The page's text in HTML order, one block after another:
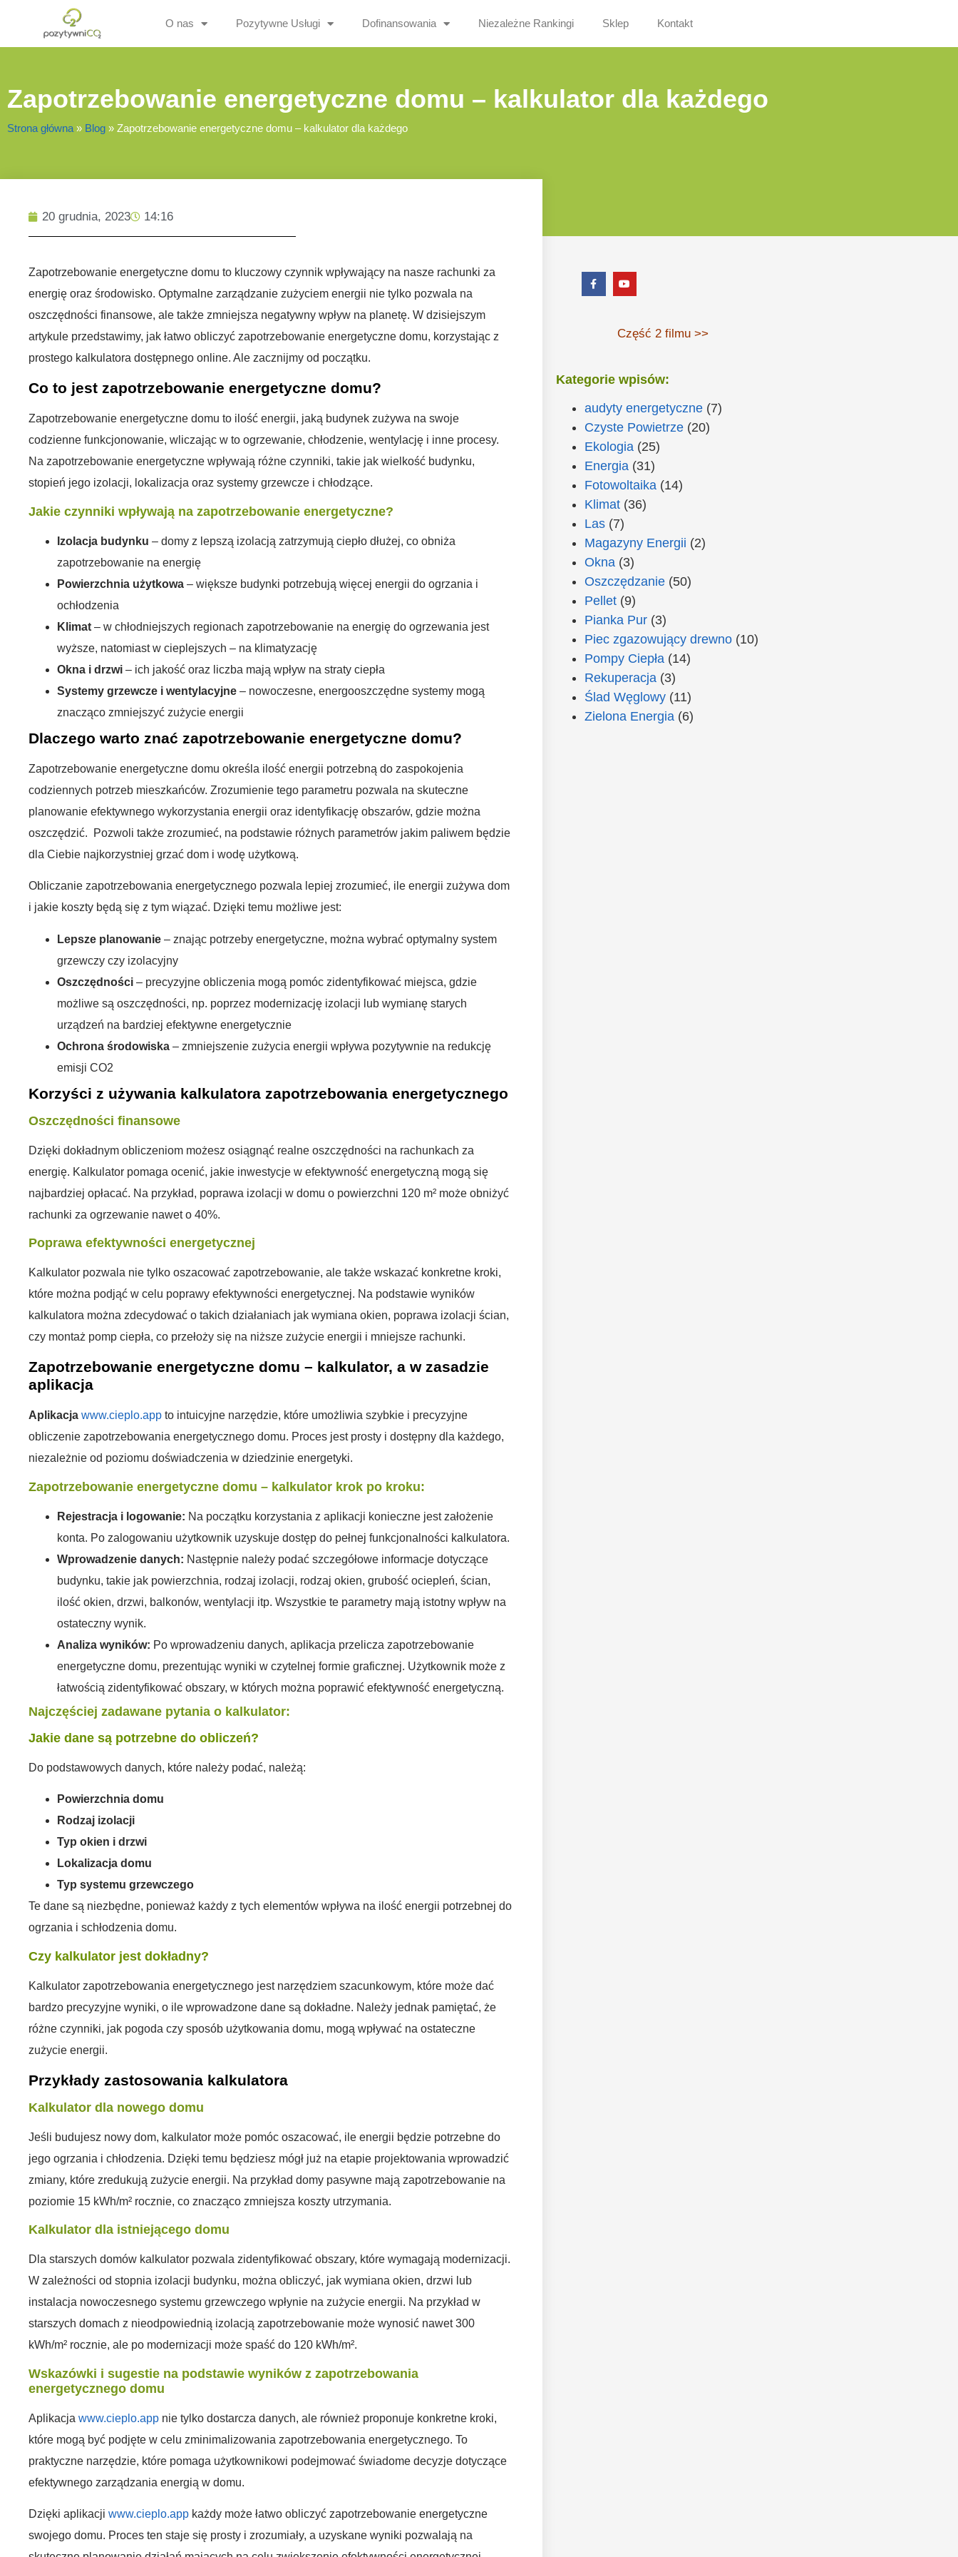
O nas Pozytywne Usługi Dofinansowania Niezależne Rankingi Sklep Kontakt
Zapotrzebowanie energetyczne domu – kalkulator dla każdego
Strona główna » Blog » Zapotrzebowanie energetyczne domu – kalkulator dla każdego
20 grudnia, 2023 14:16
Zapotrzebowanie energetyczne domu to kluczowy czynnik wpływający na nasze rachunki za
energię oraz środowisko. Optymalne zarządzanie zużyciem energii nie tylko pozwala na
oszczędności finansowe, ale także zmniejsza negatywny wpływ na planetę. W dzisiejszym
artykule przedstawimy, jak łatwo obliczyć zapotrzebowanie energetyczne domu, korzystając z
prostego kalkulatora dostępnego online. Ale zacznijmy od początku.
Co to jest zapotrzebowanie energetyczne domu?
Zapotrzebowanie energetyczne domu to ilość energii, jaką budynek zużywa na swoje
codzienne funkcjonowanie, wliczając w to ogrzewanie, chłodzenie, wentylację i inne procesy.
Na zapotrzebowanie energetyczne wpływają różne czynniki, takie jak wielkość budynku,
stopień jego izolacji, lokalizacja oraz systemy grzewcze i chłodzące.
Jakie czynniki wpływają na zapotrzebowanie energetyczne?
Izolacja budynku – domy z lepszą izolacją zatrzymują ciepło dłużej, co obniża
zapotrzebowanie na energię
Powierzchnia użytkowa – większe budynki potrzebują więcej energii do ogrzania i
ochłodzenia
Klimat – w chłodniejszych regionach zapotrzebowanie na energię do ogrzewania jest
wyższe, natomiast w cieplejszych – na klimatyzację
Okna i drzwi – ich jakość oraz liczba mają wpływ na straty ciepła
Systemy grzewcze i wentylacyjne – nowoczesne, energooszczędne systemy mogą
znacząco zmniejszyć zużycie energii
Dlaczego warto znać zapotrzebowanie energetyczne domu?
Zapotrzebowanie energetyczne domu określa ilość energii potrzebną do zaspokojenia
codziennych potrzeb mieszkańców. Zrozumienie tego parametru pozwala na skuteczne
planowanie efektywnego wykorzystania energii oraz identyfikację obszarów, gdzie można
oszczędzić. Pozwoli także zrozumieć, na podstawie różnych parametrów jakim paliwem będzie
dla Ciebie najkorzystniej grzać dom i wodę użytkową.
Obliczanie zapotrzebowania energetycznego pozwala lepiej zrozumieć, ile energii zużywa dom
i jakie koszty będą się z tym wiązać. Dzięki temu możliwe jest:
Lepsze planowanie – znając potrzeby energetyczne, można wybrać optymalny system
grzewczy czy izolacyjny
Oszczędności – precyzyjne obliczenia mogą pomóc zidentyfikować miejsca, gdzie
możliwe są oszczędności, np. poprzez modernizację izolacji lub wymianę starych
urządzeń na bardziej efektywne energetycznie
Ochrona środowiska – zmniejszenie zużycia energii wpływa pozytywnie na redukcję
emisji CO2
Korzyści z używania kalkulatora zapotrzebowania energetycznego
Oszczędności finansowe
Dzięki dokładnym obliczeniom możesz osiągnąć realne oszczędności na rachunkach za
energię. Kalkulator pomaga ocenić, jakie inwestycje w efektywność energetyczną mogą się
najbardziej opłacać. Na przykład, poprawa izolacji w domu o powierzchni 120 m² może obniżyć
rachunki za ogrzewanie nawet o 40%.
Poprawa efektywności energetycznej
Kalkulator pozwala nie tylko oszacować zapotrzebowanie, ale także wskazać konkretne kroki,
które można podjąć w celu poprawy efektywności energetycznej. Na podstawie wyników
kalkulatora można zdecydować o takich działaniach jak wymiana okien, poprawa izolacji ścian,
czy montaż pomp ciepła, co przełoży się na niższe zużycie energii i mniejsze rachunki.
Zapotrzebowanie energetyczne domu – kalkulator, a w zasadzie
aplikacja
Aplikacja www.cieplo.app to intuicyjne narzędzie, które umożliwia szybkie i precyzyjne
obliczenie zapotrzebowania energetycznego domu. Proces jest prosty i dostępny dla każdego,
niezależnie od poziomu doświadczenia w dziedzinie energetyki.
Zapotrzebowanie energetyczne domu – kalkulator krok po kroku:
Rejestracja i logowanie: Na początku korzystania z aplikacji konieczne jest założenie
konta. Po zalogowaniu użytkownik uzyskuje dostęp do pełnej funkcjonalności kalkulatora.
Wprowadzenie danych: Następnie należy podać szczegółowe informacje dotyczące
budynku, takie jak powierzchnia, rodzaj izolacji, rodzaj okien, grubość ociepleń, ścian,
ilość okien, drzwi, balkonów, wentylacji itp. Wszystkie te parametry mają istotny wpływ na
ostateczny wynik.
Analiza wyników: Po wprowadzeniu danych, aplikacja przelicza zapotrzebowanie
energetyczne domu, prezentując wyniki w czytelnej formie graficznej. Użytkownik może z
łatwością zidentyfikować obszary, w których można poprawić efektywność energetyczną.
Najczęściej zadawane pytania o kalkulator:
Jakie dane są potrzebne do obliczeń?
Do podstawowych danych, które należy podać, należą:
Powierzchnia domu
Rodzaj izolacji
Typ okien i drzwi
Lokalizacja domu
Typ systemu grzewczego
Te dane są niezbędne, ponieważ każdy z tych elementów wpływa na ilość energii potrzebnej do
ogrzania i schłodzenia domu.
Czy kalkulator jest dokładny?
Kalkulator zapotrzebowania energetycznego jest narzędziem szacunkowym, które może dać
bardzo precyzyjne wyniki, o ile wprowadzone dane są dokładne. Należy jednak pamiętać, że
różne czynniki, jak pogoda czy sposób użytkowania domu, mogą wpływać na ostateczne
zużycie energii.
Przykłady zastosowania kalkulatora
Kalkulator dla nowego domu
Jeśli budujesz nowy dom, kalkulator może pomóc oszacować, ile energii będzie potrzebne do
jego ogrzania i chłodzenia. Dzięki temu będziesz mógł już na etapie projektowania wprowadzić
zmiany, które zredukują zużycie energii. Na przykład domy pasywne mają zapotrzebowanie na
poziomie 15 kWh/m² rocznie, co znacząco zmniejsza koszty utrzymania.
Kalkulator dla istniejącego domu
Dla starszych domów kalkulator pozwala zidentyfikować obszary, które wymagają modernizacji.
W zależności od stopnia izolacji budynku, można obliczyć, jak wymiana okien, drzwi lub
instalacja nowoczesnego systemu grzewczego wpłynie na zużycie energii. Na przykład w
starszych domach z nieodpowiednią izolacją zapotrzebowanie może wynosić nawet 300
kWh/m² rocznie, ale po modernizacji może spaść do 120 kWh/m².
Wskazówki i sugestie na podstawie wyników z zapotrzebowania
energetycznego domu
Aplikacja www.cieplo.app nie tylko dostarcza danych, ale również proponuje konkretne kroki,
które mogą być podjęte w celu zminimalizowania zapotrzebowania energetycznego. To
praktyczne narzędzie, które pomaga użytkownikowi podejmować świadome decyzje dotyczące
efektywnego zarządzania energią w domu.
Dzięki aplikacji www.cieplo.app każdy może łatwo obliczyć zapotrzebowanie energetyczne
swojego domu. Proces ten staje się prosty i zrozumiały, a uzyskane wyniki pozwalają na
Część 2 filmu >>
Kategorie wpisów:
audyty energetyczne(7)
Czyste Powietrze(20)
Ekologia (25)
Energia (31)
Fotowoltaika (14)
Klimat(36)
Las(7)
Magazyny Energii (2)
Okna (3)
Oszczędzanie(50)
Pellet(9)
Pianka Pur(3)
Piec zgazowujący drewno(10)
Pompy Ciepła (14)
Rekuperacja (3)
Ślad Węglowy(11)
Zielona Energia (6)